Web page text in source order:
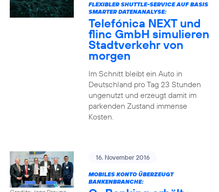
FLEXIBLER SHUTTLE-SERVICE AUF BASIS
SMARTER DATENANALYSE:
Telefónica NEXT und
flinc GmbH simulieren
Stadtverkehr von
morgen
Im Schnitt bleibt ein Auto in
Deutschland pro Tag 23 Stunden
ungenutzt und erzeugt damit im
parkenden Zustand immense
Kosten.
16. November 2016
MOBILES KONTO ÜBERZEUGT
BANKENBRANCHE: